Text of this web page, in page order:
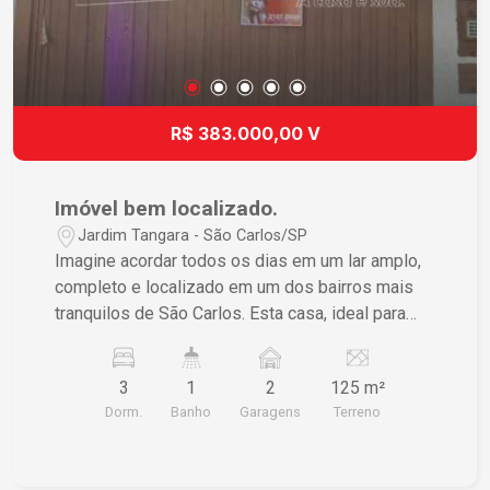
preço. Não perca a chance de investir em uma
tranquila. Agende sua visita e descubra como é
R$ 383.000,00 V
Imóvel bem localizado.
Jardim Tangara - São Carlos/SP
Imagine acordar todos os dias em um lar amplo,
completo e localizado em um dos bairros mais
tranquilos de São Carlos. Esta casa, ideal para
para criar momentos inesquecíveis ao lado de
quem você ama. Características do Imóvel • 3
dormitórios espaçosos, proporcionando conforto
3
Dorm.
1
Banho
2
Garagens
125 m²
Terreno